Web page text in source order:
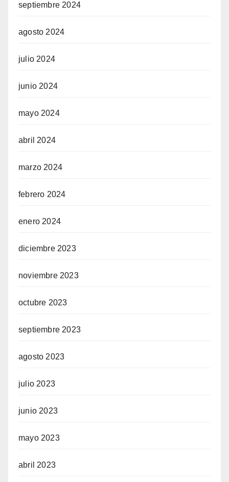
septiembre 2024
agosto 2024
julio 2024
junio 2024
mayo 2024
abril 2024
marzo 2024
febrero 2024
enero 2024
diciembre 2023
noviembre 2023
octubre 2023
septiembre 2023
agosto 2023
julio 2023
junio 2023
mayo 2023
abril 2023